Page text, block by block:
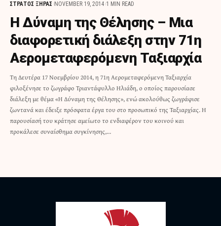
ΣΤΡΑΤΟΣ ΞΗΡΑΣ NOVEMBER 19, 2014 1 MIN READ
Η Δύναμη της Θέλησης – Μια
διαφορετική διάλεξη στην 71η
Αερομεταφερόμενη Ταξιαρχία
Τη Δευτέρα 17 Νοεμβρίου 2014, η 71η Αερομεταφερόμενη Ταξιαρχία
φιλοξένησε το ζωγράφο Τριαντάφυλλο Ηλιάδη, ο οποίος παρουσίασε
διάλεξη με θέμα «Η Δύναμη της Θέλησης», ενώ ακολούθως ζωγράφισε
ζωντανά και έδειξε πρόσφατα έργα του στο προσωπικό της Ταξιαρχίας. Η
παρουσίασή του κράτησε αμείωτο το ενδιαφέρον του κοινού και
προκάλεσε συναίσθημα συγκίνησης,…